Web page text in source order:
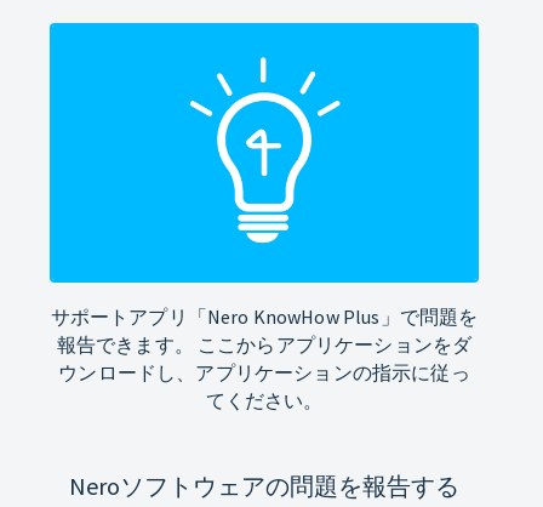
サポートアプリ「Nero KnowHow Plus」で問題を
報告できます。 ここからアプリケーションをダ
ウンロードし、アプリケーションの指示に従っ
てください。
Neroソフトウェアの問題を報告する